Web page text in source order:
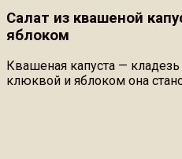
Салат из квашеной
яблоком
Квашеная капуста —
клюквой и яблоком она